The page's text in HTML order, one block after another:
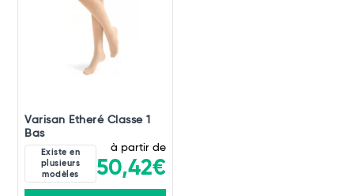
Varisan Etheré Classe 1
Bas
Existe en
plusieurs
modèles
à partir de
50,42€